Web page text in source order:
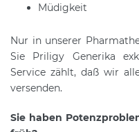
Müdigkeit
Nur in unserer
Sie Priligy Generika
Service zählt, daß wir
versenden.
Sie haben